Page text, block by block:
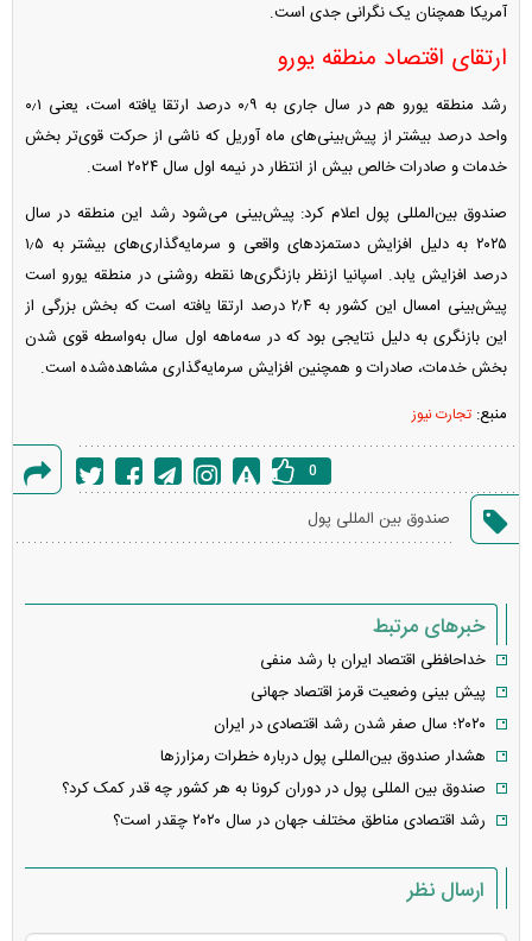
آمریکا همچنان یک نگرانی جدی است.
ارتقای اقتصاد منطقه یورو
رشد منطقه یورو هم در سال جاری به ۰٫۹ درصد ارتقا یافته است، یعنی ۰٫۱
واحد درصد بیشتر از پیش‌بینی‌های ماه آوریل که ناشی از حرکت قوی‌تر بخش
خدمات و صادرات خالص بیش از انتظار در نیمه اول سال ۲۰۲۴ است.
صندوق بین‌المللی پول اعلام کرد: پیش‌بینی می‌شود رشد این منطقه در سال
۲۰۲۵ به دلیل افزایش دستمزد‌های واقعی و سرمایه‌گذاری‌های بیشتر به ۱٫۵
درصد افزایش یابد. اسپانیا ازنظر بازنگری‌ها نقطه روشنی در منطقه یورو است
پیش‌بینی امسال این کشور به ۲٫۴ درصد ارتقا یافته است که بخش بزرگی از
این بازنگری به دلیل نتایجی بود که در سه‌ماهه اول سال به‌واسطه قوی شدن
بخش خدمات، صادرات و همچنین افزایش سرمایه‌گذاری مشاهده‌شده است.
منبع: تجارت نیوز
خطا
0
صندوق بین المللی پول
خبرهای مرتبط
خداحافظی اقتصاد ایران با رشد منفی
پیش بینی وضعیت قرمز اقتصاد جهانی
۲۰۲۰؛ سال صفر شدن رشد اقتصادی در ایران
هشدار صندوق بین‌المللی پول درباره خطرات رمزارز‌ها
صندوق بین المللی پول در دوران کرونا به هر کشور چه قدر کمک کرد؟
رشد اقتصادی مناطق مختلف جهان در سال ۲۰۲۰ چقدر است؟
ارسال نظر